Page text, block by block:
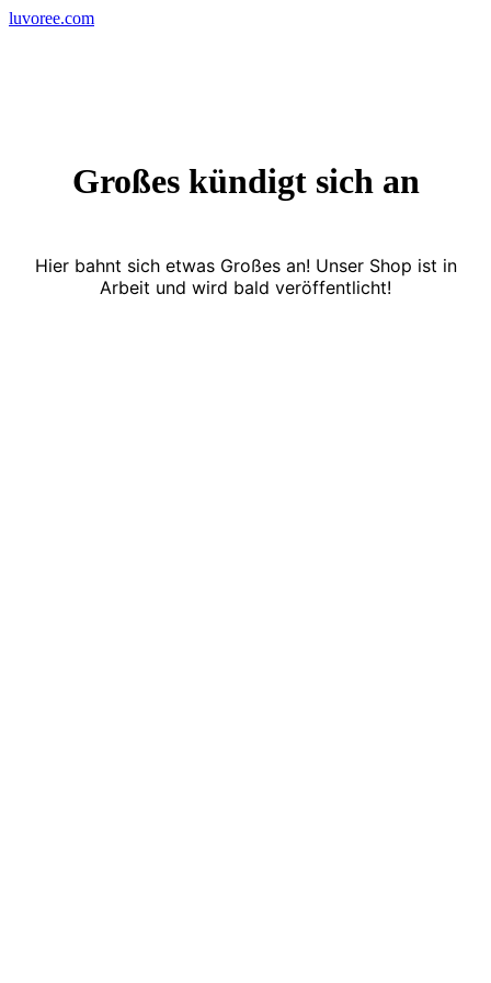
Skip
luvoree.com
Großes kündigt sich an
Hier bahnt sich etwas Großes an! Unser Shop ist in
Arbeit und wird bald veröffentlicht!